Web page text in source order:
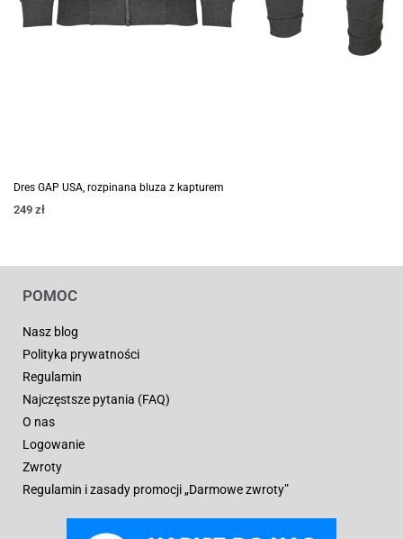
Dres GAP USA, rozpinana bluza z kapturem
249 zł
POMOC
Nasz blog
Polityka prywatności
Regulamin
Najczęstsze pytania (FAQ)
O nas
Logowanie
Zwroty
Regulamin i zasady promocji „Darmowe zwroty”